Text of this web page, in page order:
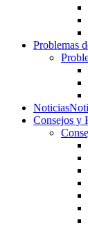
Problemas
Noticias
Consejos y